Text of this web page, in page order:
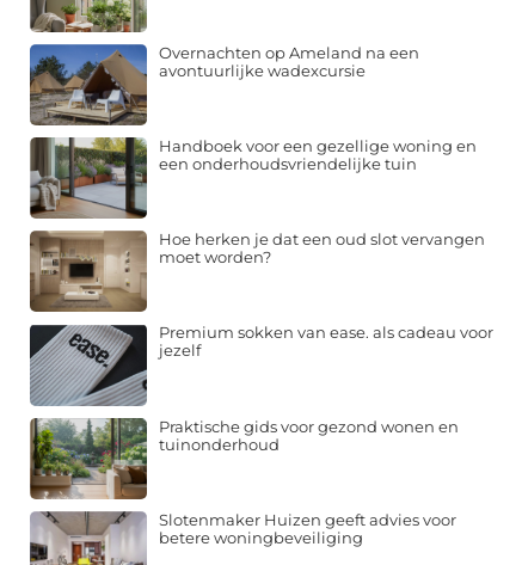
Overnachten op Ameland na een
avontuurlijke wadexcursie
Handboek voor een gezellige woning en
een onderhoudsvriendelijke tuin
Hoe herken je dat een oud slot vervangen
moet worden?
Premium sokken van ease. als cadeau voor
jezelf
Praktische gids voor gezond wonen en
tuinonderhoud
Slotenmaker Huizen geeft advies voor
betere woningbeveiliging